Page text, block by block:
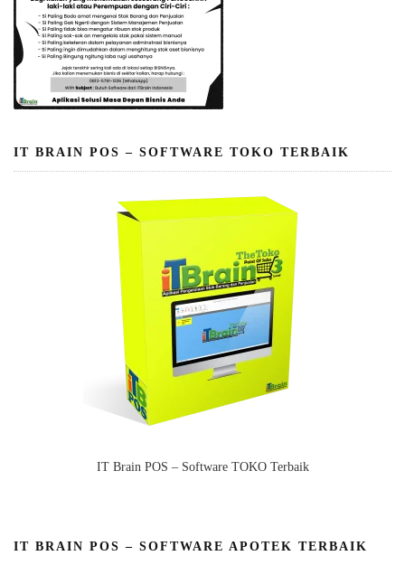
IT BRAIN POS – SOFTWARE TOKO TERBAIK
IT Brain POS – Software TOKO Terbaik
IT BRAIN POS – SOFTWARE APOTEK TERBAIK